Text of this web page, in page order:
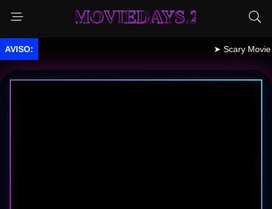
MOVIEDAYS.2
➤ Scary Movie 6,